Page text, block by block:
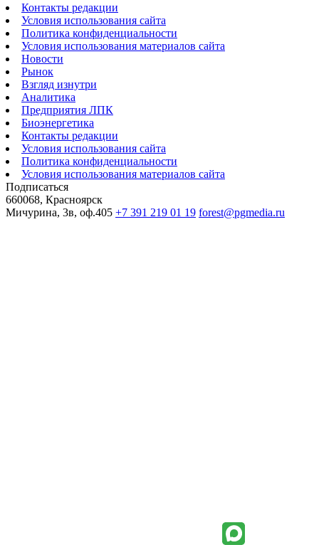
Контакты редакции
Условия использования сайта
Политика конфиденциальности
Условия использования материалов сайта
Новости
Рынок
Взгляд изнутри
Аналитика
Предприятия ЛПК
Биоэнергетика
Контакты редакции
Условия использования сайта
Политика конфиденциальности
Условия использования материалов сайта
Подписаться
660068, Красноярск
Мичурина, 3в, оф.405 +7 391 219 01 19 forest@pgmedia.ru